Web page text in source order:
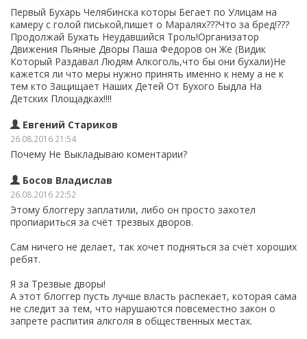
Первый Бухарь Челябинска которы Бегает по Улицам на
камеру с голой писькой,пишет о Маралях???Что за бред!???
Продолжай Бухать Неудавшийся Троль!Организатор
Движения Пьяные Дворы Паша Федоров он Же (Видик
Который Раздавал Людям Алкоголь,что бы они бухали)Не
кажется ли что меры нужно принять именно к нему а не к
тем кто Защищает Наших Детей От Бухого Быдла На
Детских Площадках!!!!
Евгений Стариков
26.08.2016 21:54
Почему Не Выкладываю коментарии?
Босов Владислав
26.08.2016 22:52
Этому блоггеру заплатили, либо он просто захотел
пропиариться за счёт трезвых дворов.
Сам ничего не делает, так хочет подняться за счёт хороших
ребят.
Я за Трезвые дворы!
А этот блоггер пусть лучше власть распекает, которая сама
не следит за тем, что нарушаются повсеместно закон о
запрете распития алкголя в общественных местах.